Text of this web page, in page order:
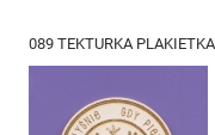
089 TEKTURKA